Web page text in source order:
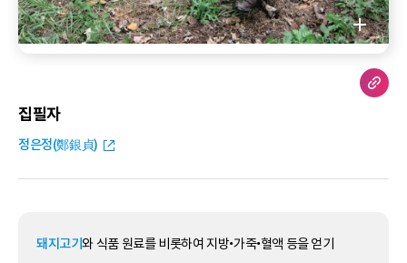
집필자
정은정(鄭銀貞)
돼지고기와 식품 원료를 비롯하여 지방•가죽•혈액 등을 얻기